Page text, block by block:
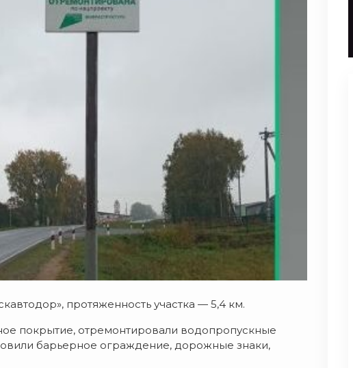
протяженность участка — 5,4 км.
покрытие, отремонтировали водопропускные
барьерное ограждение, дорожные знаки,